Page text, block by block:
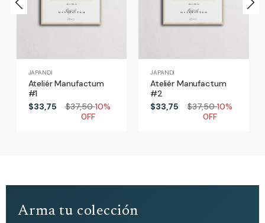
JAPANDI
Ateliér Manufactum
#1
$33,75
$37,5010%
0FF
JAPANDI
Ateliér Manufactum
#2
$33,75
$37,5010%
0FF
Arma tu colección